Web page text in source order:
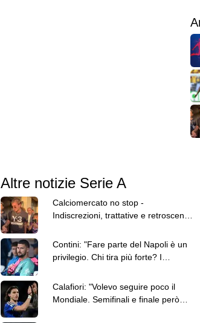
Altre notizie Serie A
Calciomercato no stop -
Indiscrezioni, trattative e retroscena
Contini: "Fare parte del Napoli è un
privilegio. Chi tira più forte? I
Calafiori: "Volevo seguire poco il
Mondiale. Semifinali e finale però